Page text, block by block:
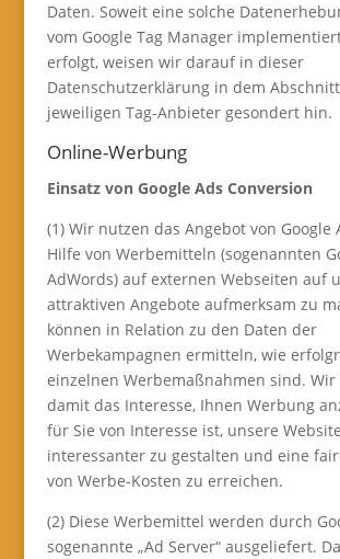
Daten. Soweit eine solche
vom Google Tag Manager
erfolgt, weisen wir darauf in dieser
Datenschutzerklärung in dem
jeweiligen Tag-Anbieter gesondert hin.
Online-Werbung
Einsatz von Google Ads Conversion
(1) Wir nutzen das Angebot von Google
Hilfe von Werbemitteln (sogenannten
AdWords) auf externen Webseiten auf
attraktiven Angebote aufmerksam zu
können in Relation zu den Daten der
Werbekampagnen ermitteln, wie
einzelnen Werbemaßnahmen sind. Wir
damit das Interesse, Ihnen Werbung
für Sie von Interesse ist, unsere
interessanter zu gestalten und eine
von Werbe-Kosten zu erreichen.
(2) Diese Werbemittel werden durch
sogenannte „Ad Server“ ausgeliefert.